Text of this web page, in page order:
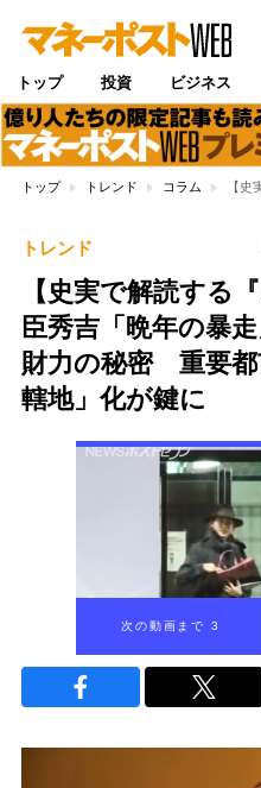
トップ 投資 ビジネス
トップ トレンド コラム 【
トレンド
【史実で解読する
臣秀吉「晩年の暴
財力の秘密 重要都
轄地」化が鍵に
次の動画まで 2